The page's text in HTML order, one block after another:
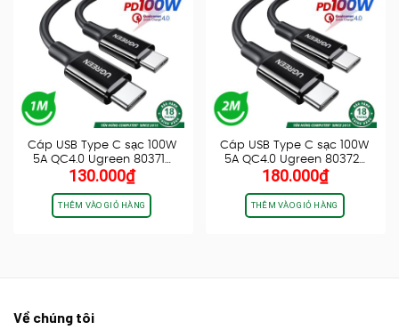
Cáp USB Type C sạc 100W
5A QC4.0 Ugreen 80371…
130.000₫
THÊM VÀO GIỎ HÀNG
Cáp USB Type C sạc 100W
5A QC4.0 Ugreen 80372…
180.000₫
THÊM VÀO GIỎ HÀNG
Về chúng tôi